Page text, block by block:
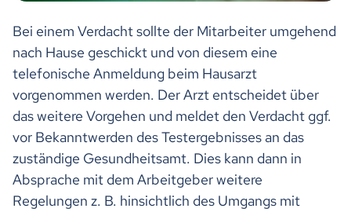
Bei einem Verdacht sollte der Mitarbeiter umgehend
nach Hause geschickt und von diesem eine
telefonische Anmeldung beim Hausarzt
vorgenommen werden. Der Arzt entscheidet über
das weitere Vorgehen und meldet den Verdacht ggf.
vor Bekanntwerden des Testergebnisses an das
zuständige Gesundheitsamt. Dies kann dann in
Absprache mit dem Arbeitgeber weitere
Regelungen z. B. hinsichtlich des Umgangs mit